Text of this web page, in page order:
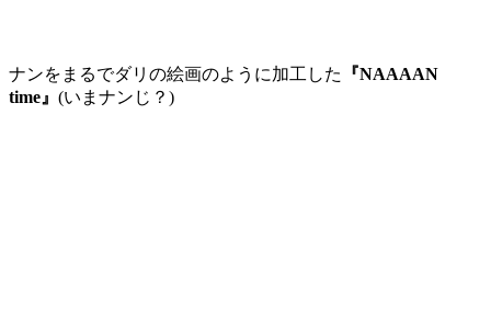
ナンをまるでダリの絵画のように加工した
『NAAAAN
time』 (いまナンじ？)